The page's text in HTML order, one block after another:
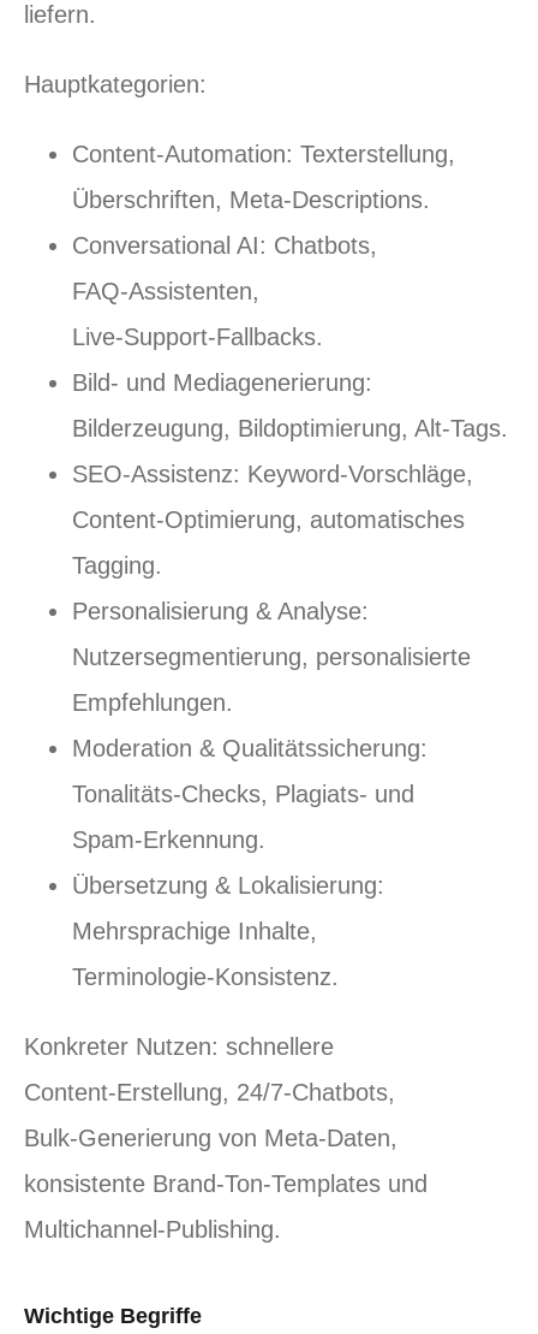
liefern.
Hauptkategorien:
Content‑Automation: Texterstellung,
Überschriften, Meta‑Descriptions.
Conversational AI: Chatbots,
FAQ‑Assistenten,
Live‑Support‑Fallbacks.
Bild‑ und Mediagenerierung:
Bilderzeugung, Bildoptimierung, Alt‑Tags.
SEO‑Assistenz: Keyword‑Vorschläge,
Content‑Optimierung, automatisches
Tagging.
Personalisierung & Analyse:
Nutzersegmentierung, personalisierte
Empfehlungen.
Moderation & Qualitätssicherung:
Tonalitäts‑Checks, Plagiats‑ und
Spam‑Erkennung.
Übersetzung & Lokalisierung:
Mehrsprachige Inhalte,
Terminologie‑Konsistenz.
Konkreter Nutzen: schnellere
Content‑Erstellung, 24/7‑Chatbots,
Bulk‑Generierung von Meta‑Daten,
konsistente Brand‑Ton‑Templates und
Multichannel‑Publishing.
Wichtige Begriffe